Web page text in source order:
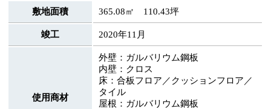
敷地面積 365.08㎡ 110.43坪
竣工 2020年11月
使用商材
外壁：ガルバリウム鋼板
内壁：クロス
床：合板フロア／クッションフロア／
タイル
屋根：ガルバリウム鋼板